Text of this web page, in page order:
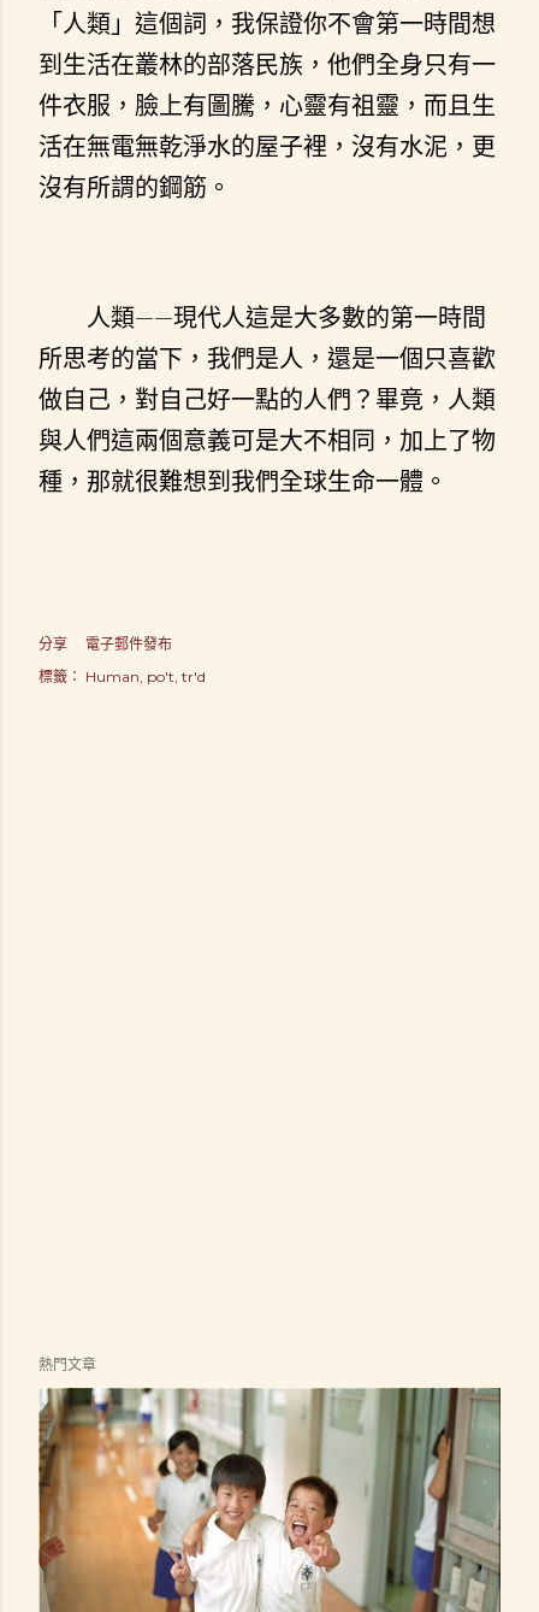
「人類」這個詞，我保證你不會第一時間想
到生活在叢林的部落民族，他們全身只有一
件衣服，臉上有圖騰，心靈有祖靈，而且生
活在無電無乾淨水的屋子裡，沒有水泥，更
沒有所謂的鋼筋。
人類——現代人這是大多數的第一時間
所思考的當下，我們是人，還是一個只喜歡
做自己，對自己好一點的人們？畢竟，人類
與人們這兩個意義可是大不相同，加上了物
種，那就很難想到我們全球生命一體。
分享
電子郵件發布
標籤： Human po't tr'd
熱門文章